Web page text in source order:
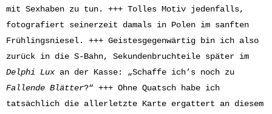
mit Sexhaben zu tun. +++ Tolles Motiv jedenfalls,
fotografiert seinerzeit damals in Polen im sanften
Frühlingsniesel. +++ Geistesgegenwärtig bin ich also
zurück in die S-Bahn, Sekundenbruchteile später im
Delphi Lux an der Kasse: „Schaffe ich’s noch zu
Fallende Blätter?“ +++ Ohne Quatsch habe ich
tatsächlich die allerletzte Karte ergattert an diesem